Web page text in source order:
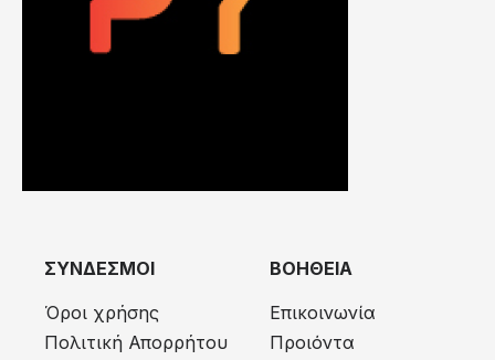
ΣΥΝΔΕΣΜΟΙ
Όροι χρήσης
Πολιτική Απορρήτου
ΒΟΗΘΕΙΑ
Επικοινωνία
Προιόντα